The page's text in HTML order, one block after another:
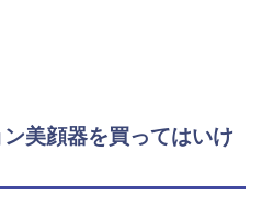
美顔器を買ってはいけ